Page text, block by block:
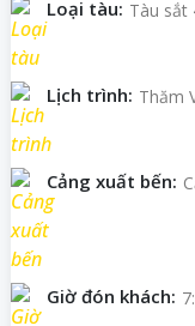
Loại tàu: Tàu sắt
Lịch trình: Thăm
Cảng xuất bến:
Giờ đón khách: